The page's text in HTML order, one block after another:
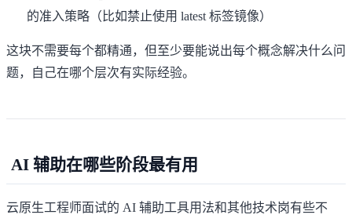
的准入策略（比如禁止使用 latest 标签镜像）
这块不需要每个都精通，但至少要能说出每个概念解决什么问
题，自己在哪个层次有实际经验。
AI 辅助在哪些阶段最有用
云原生工程师面试的 AI 辅助工具用法和其他技术岗有些不